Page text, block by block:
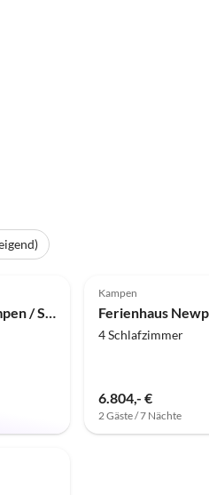
Ferienhaus Pidder Hüs Kampen / Sylt
Kampen
Ferienhaus
4 Schlafzimmer
6.804,- €
2 Gäste / 7 Nächte